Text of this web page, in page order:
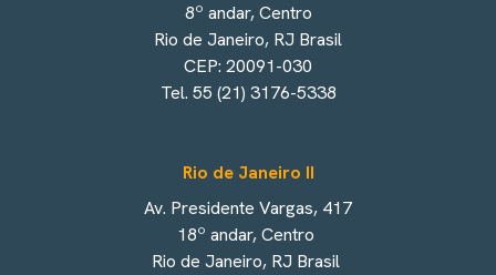
8º andar, Centro
Rio de Janeiro, RJ Brasil
CEP: 20091-030
Tel. 55 (21) 3176-5338
Rio de Janeiro II
Av. Presidente Vargas, 417
18º andar, Centro
Rio de Janeiro, RJ Brasil